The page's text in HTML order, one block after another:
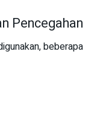
Pencegahan
beberapa